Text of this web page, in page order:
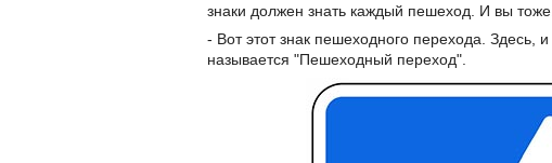
знаки должен знать каждый пешеход. И вы тоже.
- Вот этот знак пешеходного перехода. Здесь,
называется "Пешеходный переход".